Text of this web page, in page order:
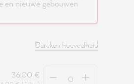
nieuwe gebouwen
Bereken hoeveelheid
36,00 €